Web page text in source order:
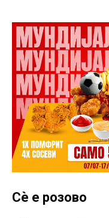
Сè е розово